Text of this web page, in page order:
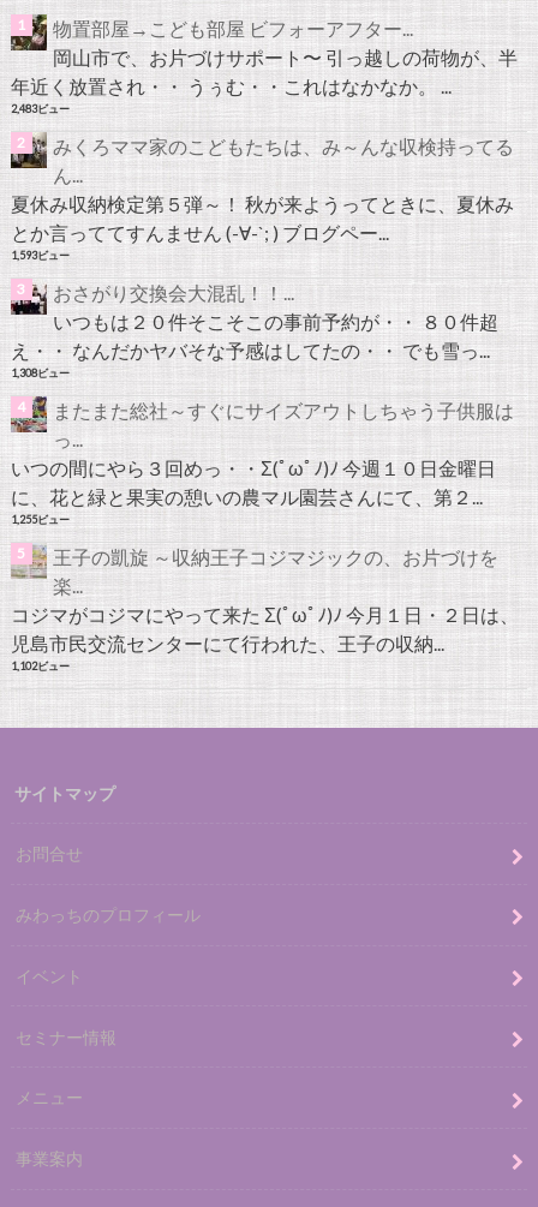
物置部屋→こども部屋 ビフォーアフター...
岡山市で、お片づけサポート〜 引っ越しの荷物が、半
年近く放置され・・ うぅむ・・これはなかなか。 ...
2,483ビュー
みくろママ家のこどもたちは、み～んな収検持ってる
ん...
夏休み収納検定第５弾～！ 秋が来ようってときに、夏休み
とか言っててすんません (-∀-`; ) ブログペー...
1,593ビュー
おさがり交換会大混乱！！...
いつもは２０件そこそこの事前予約が・・ ８０件超
え・・ なんだかヤバそな予感はしてたの・・ でも雪っ...
1,308ビュー
またまた総社～すぐにサイズアウトしちゃう子供服は
っ...
いつの間にやら３回めっ・・Σ(ﾟωﾟﾉ)ﾉ 今週１０日金曜日
に、花と緑と果実の憩いの農マル園芸さんにて、第２...
1,255ビュー
王子の凱旋 ～収納王子コジマジックの、お片づけを
楽...
コジマがコジマにやって来た Σ(ﾟωﾟﾉ)ﾉ 今月１日・２日は、
児島市民交流センターにて行われた、王子の収納...
1,102ビュー
サイトマップ
お問合せ
みわっちのプロフィール
イベント
セミナー情報
メニュー
事業案内